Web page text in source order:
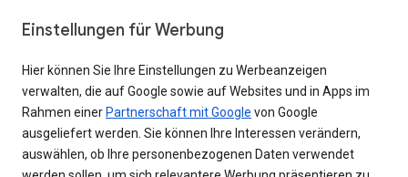
Einstellungen für Werbung
Hier können Sie Ihre Einstellungen zu Werbeanzeigen
verwalten, die auf Google sowie auf Websites und in Apps im
Rahmen einer Partnerschaft mit Google von Google
ausgeliefert werden. Sie können Ihre Interessen verändern,
auswählen, ob Ihre personenbezogenen Daten verwendet